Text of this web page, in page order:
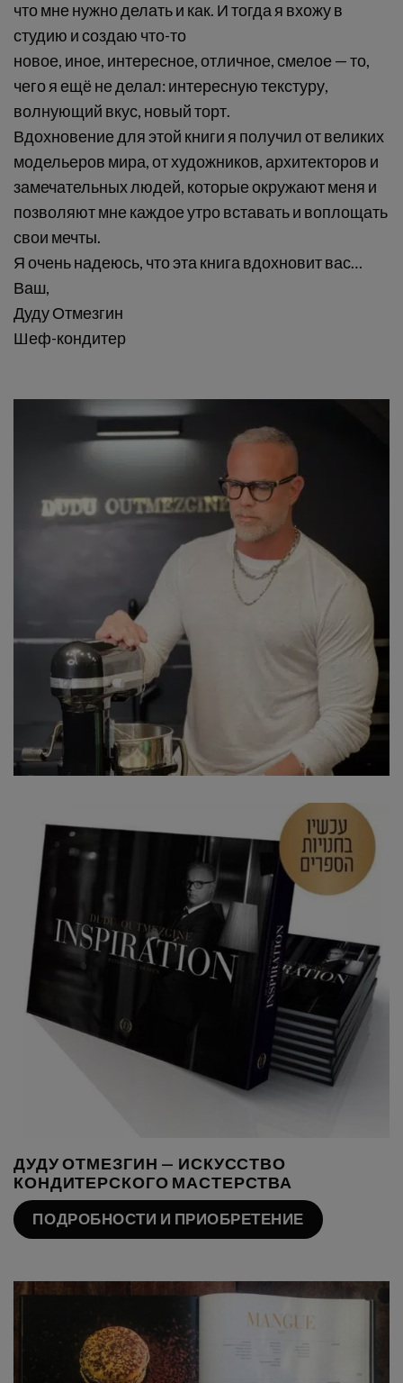
что мне нужно делать и как. И тогда я вхожу в
студию и создаю что-то
новое, иное, интересное, отличное, смелое — то,
чего я ещё не делал: интересную текстуру,
волнующий вкус, новый торт.
Вдохновение для этой книги я получил от великих
модельеров мира, от художников, архитекторов и
замечательных людей, которые окружают меня и
позволяют мне каждое утро вставать и воплощать
свои мечты.
Я очень надеюсь, что эта книга вдохновит вас…
Ваш,
Дуду Отмезгин
Шеф-кондитер
ДУДУ ОТМЕЗГИН — ИСКУССТВО
КОНДИТЕРСКОГО МАСТЕРСТВА
ПОДРОБНОСТИ И ПРИОБРЕТЕНИЕ